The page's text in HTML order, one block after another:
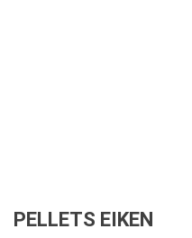
PELLETS EIKEN